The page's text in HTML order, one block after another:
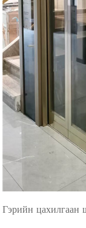
Гэрийн цахилгаан